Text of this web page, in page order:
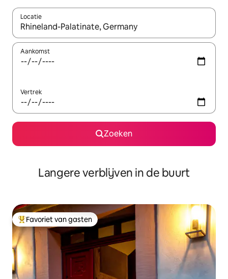
Locatie
Wanneer er resultaten beschikbaar zijn, maak je een keuze
Aankomst
Vertrek
Zoeken
Langere verblijven in de buurt
Topfavoriet van gasten
Favoriet van gasten